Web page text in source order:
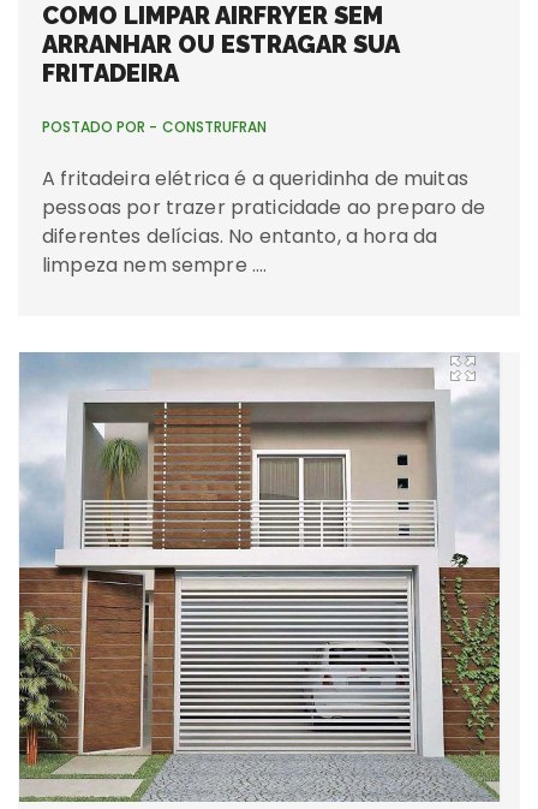
COMO LIMPAR AIRFRYER SEM
ARRANHAR OU ESTRAGAR SUA
FRITADEIRA
POSTADO POR - CONSTRUFRAN
A fritadeira elétrica é a queridinha de muitas
pessoas por trazer praticidade ao preparo de
diferentes delícias. No entanto, a hora da
limpeza nem sempre ….